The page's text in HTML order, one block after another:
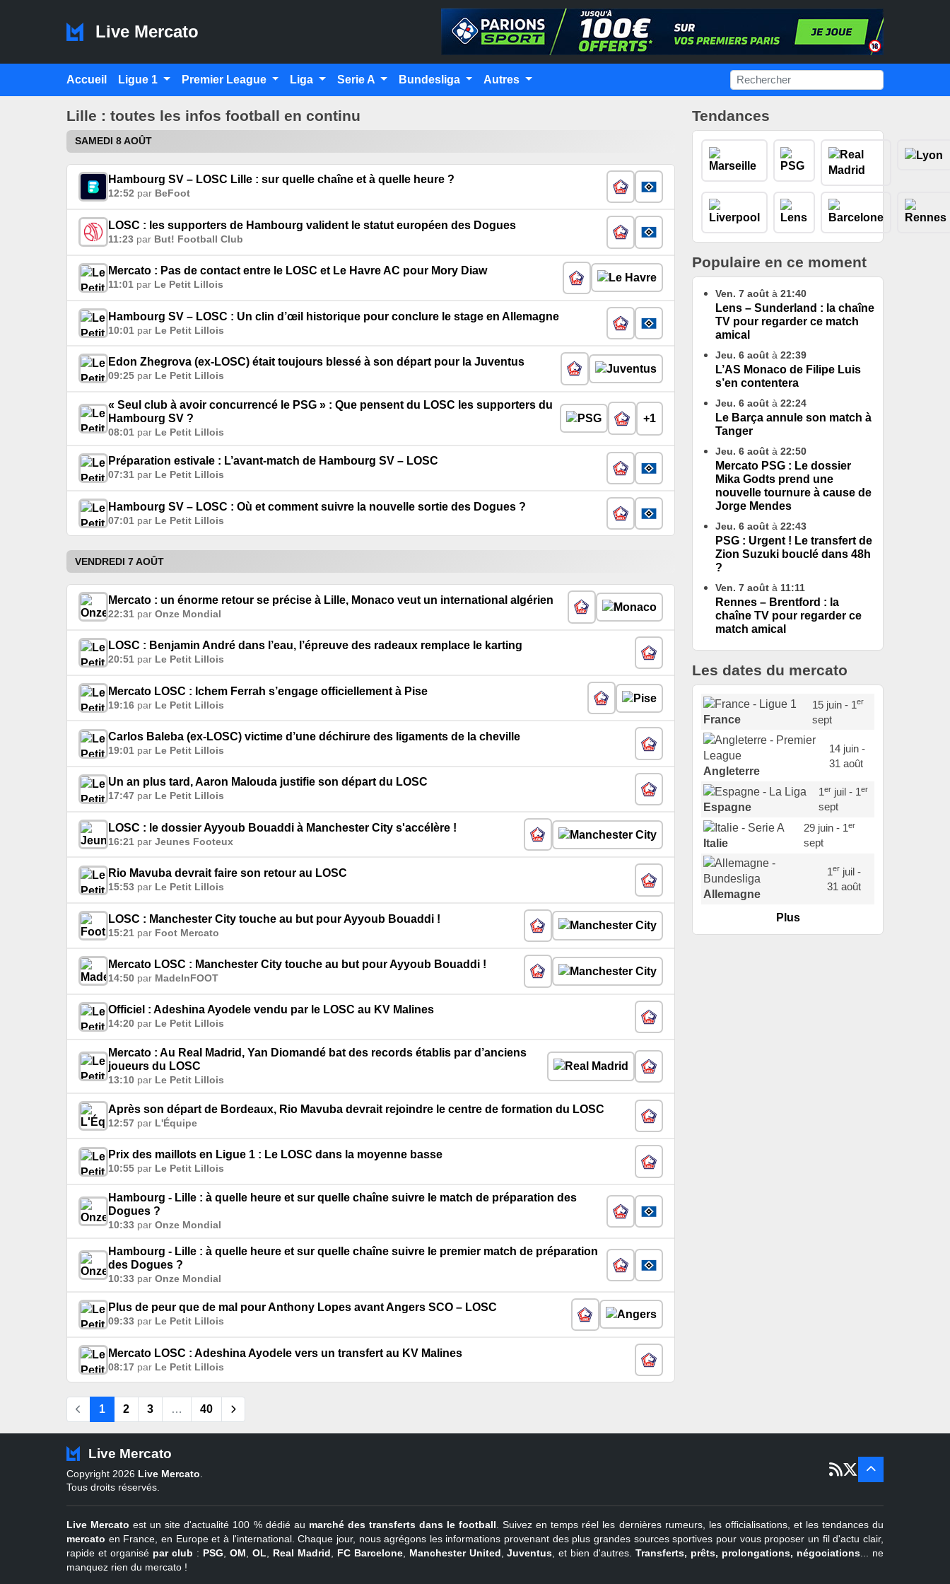
Live Mercato
Accueil Ligue 1 Premier League Liga Serie A Bundesliga Autres
Lille : toutes les infos football en continu
SAMEDI 8 AOÛT
Hambourg SV – LOSC Lille : sur quelle chaîne et à quelle heure ?
12:52 par BeFoot
LOSC : les supporters de Hambourg valident le statut européen des Dogues
11:23 par But! Football Club
Mercato : Pas de contact entre le LOSC et Le Havre AC pour Mory Diaw
11:01 par Le Petit Lillois
Hambourg SV – LOSC : Un clin d’œil historique pour conclure le stage en Allemagne
10:01 par Le Petit Lillois
Edon Zhegrova (ex-LOSC) était toujours blessé à son départ pour la Juventus
09:25 par Le Petit Lillois
« Seul club à avoir concurrencé le PSG » : Que pensent du LOSC les supporters du
Hambourg SV ?
08:01 par Le Petit Lillois
+1
Préparation estivale : L’avant-match de Hambourg SV – LOSC
07:31 par Le Petit Lillois
Hambourg SV – LOSC : Où et comment suivre la nouvelle sortie des Dogues ?
07:01 par Le Petit Lillois
VENDREDI 7 AOÛT
Mercato : un énorme retour se précise à Lille, Monaco veut un international algérien
22:31 par Onze Mondial
LOSC : Benjamin André dans l’eau, l’épreuve des radeaux remplace le karting
20:51 par Le Petit Lillois
Mercato LOSC : Ichem Ferrah s’engage officiellement à Pise
19:16 par Le Petit Lillois
Carlos Baleba (ex-LOSC) victime d’une déchirure des ligaments de la cheville
19:01 par Le Petit Lillois
Un an plus tard, Aaron Malouda justifie son départ du LOSC
17:47 par Le Petit Lillois
LOSC : le dossier Ayyoub Bouaddi à Manchester City s'accélère !
16:21 par Jeunes Footeux
Rio Mavuba devrait faire son retour au LOSC
15:53 par Le Petit Lillois
LOSC : Manchester City touche au but pour Ayyoub Bouaddi !
15:21 par Foot Mercato
Mercato LOSC : Manchester City touche au but pour Ayyoub Bouaddi !
14:50 par MadeInFOOT
Officiel : Adeshina Ayodele vendu par le LOSC au KV Malines
14:20 par Le Petit Lillois
Mercato : Au Real Madrid, Yan Diomandé bat des records établis par d’anciens
joueurs du LOSC
13:10 par Le Petit Lillois
Après son départ de Bordeaux, Rio Mavuba devrait rejoindre le centre de formation du LOSC
12:57 par L'Équipe
Prix des maillots en Ligue 1 : Le LOSC dans la moyenne basse
10:55 par Le Petit Lillois
Hambourg - Lille : à quelle heure et sur quelle chaîne suivre le match de préparation des
Dogues ?
10:33 par Onze Mondial
Hambourg - Lille : à quelle heure et sur quelle chaîne suivre le premier match de préparation
des Dogues ?
10:33 par Onze Mondial
Plus de peur que de mal pour Anthony Lopes avant Angers SCO – LOSC
09:33 par Le Petit Lillois
Mercato LOSC : Adeshina Ayodele vers un transfert au KV Malines
08:17 par Le Petit Lillois
1 2 3 … 40
Tendances
Populaire en ce moment
Ven. 7 août à 21:40
Lens – Sunderland : la chaîne
TV pour regarder ce match
amical
Jeu. 6 août à 22:39
L’AS Monaco de Filipe Luis
s’en contentera
Jeu. 6 août à 22:24
Le Barça annule son match à
Tanger
Jeu. 6 août à 22:50
Mercato PSG : Le dossier
Mika Godts prend une
nouvelle tournure à cause de
Jorge Mendes
Jeu. 6 août à 22:43
PSG : Urgent ! Le transfert de
Zion Suzuki bouclé dans 48h
?
Ven. 7 août à 11:11
Rennes – Brentford : la
chaîne TV pour regarder ce
match amical
Les dates du mercato
France
15 juin - 1er
sept
Angleterre
14 juin -
31 août
Espagne
1erjuil - 1er
sept
Italie
29 juin - 1er
sept
Allemagne
1erjuil -
31 août
15 sept
Plus
Live Mercato
Copyright 2026 Live Mercato
Tous droits réservés.
Live Mercato est un site d'actualité 100 % dédié au marché des transferts dans le football . Suivez en temps réel les dernières rumeurs, les officialisations, et les tendances du
mercato en France, en Europe et à l'international. Chaque jour, nous agrégons les informations provenant des plus grandes sources sportives pour vous proposer un fil d'actu clair,
rapide et organisé par club : PSG OM OL Real Madrid FC Barcelone, Manchester United ,Juventus , et bien d'autres.Transferts, prêts, prolongations, négociations ... ne
manquez rien du mercato !